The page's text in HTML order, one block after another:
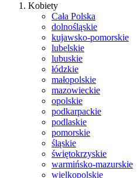
Kobiety
Cała Polska
dolnośląskie
kujawsko-pomorskie
lubelskie
lubuskie
łódzkie
małopolskie
mazowieckie
opolskie
podkarpackie
podlaskie
pomorskie
śląskie
świętokrzyskie
warmińsko-mazurskie
wielkopolskie